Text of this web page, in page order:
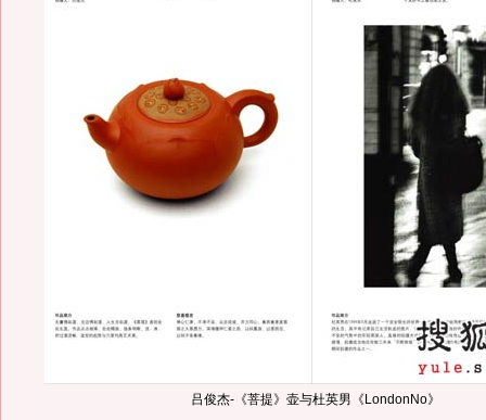
吕俊杰-《菩提》壶与杜英男《LondonNo》